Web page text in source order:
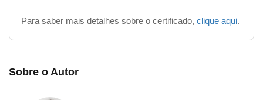
Para saber mais detalhes sobre o certificado, clique aqui.
Sobre o Autor